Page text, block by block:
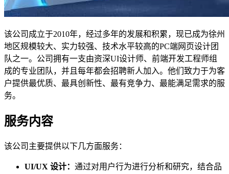
该公司成立于2010年，经过多年的发展和积累，现已成为徐州
地区规模较大、实力较强、技术水平较高的PC端网页设计团
队之一。公司拥有一支由资深UI设计师、前端开发工程师组
成的专业团队，并且每年都会招聘新人加入。他们致力于为客
户提供最优质、最具创新性、最有竞争力、最能满足需求的服
务。
服务内容
该公司主要提供以下几方面服务：
UI/UX 设计： 通过对用户行为进行分析和研究，结合品